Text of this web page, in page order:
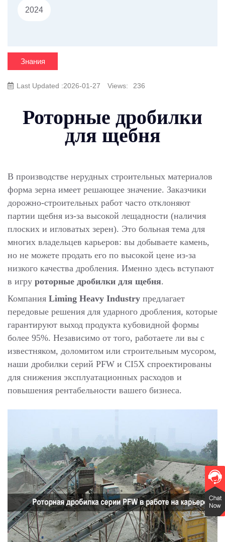
2024
Знания
Last Updated :2026-01-27 Views: 236
Роторные дробилки
для щебня
В производстве нерудных строительных материалов
форма зерна имеет решающее значение. Заказчики
дорожно-строительных работ часто отклоняют
партии щебня из-за высокой лещадности (наличия
плоских и игловатых зерен). Это больная тема для
многих владельцев карьеров: вы добываете камень,
но не можете продать его по высокой цене из-за
низкого качества дробления. Именно здесь вступают
в игру роторные дробилки для щебня.
Компания Liming Heavy Industry предлагает
передовые решения для ударного дробления, которые
гарантируют выход продукта кубовидной формы
более 95%. Независимо от того, работаете ли вы с
известняком, доломитом или строительным мусором,
наши дробилки серий PFW и CI5X спроектированы
для снижения эксплуатационных расходов и
повышения рентабельности вашего бизнеса.